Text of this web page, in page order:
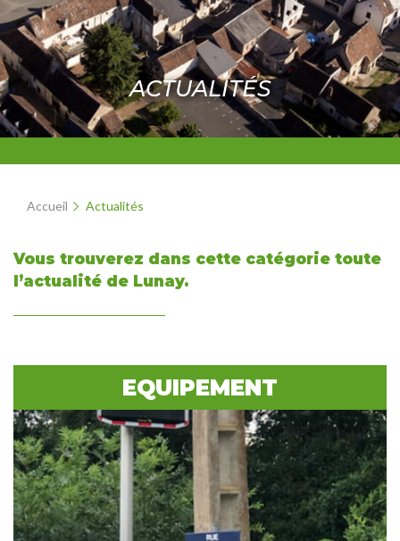
ACTUALITÉS
Accueil Actualités
Vous trouverez dans cette catégorie toute
l’actualité de Lunay.
EQUIPEMENT